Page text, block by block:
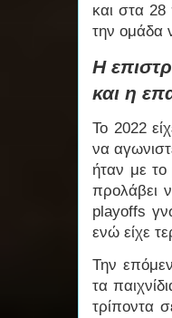
και στα 28
την ομάδα
Η
και η
Το 2022
να
ήταν με
προλάβει
playoffs
ενώ είχε
Την
τα
τρίποντα